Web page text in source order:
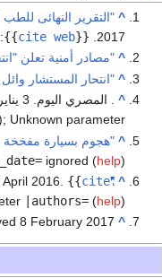
^ "التقرير النهائى
2017.
{{
cite web
}}
:
^ "مصادر أمنية تعلن
^ "انتحار المستشار
^ . المصري اليوم. 3 يناير 2017
; Unknown parameter
^ "هجوم بسيارة مفخخة في العريش
ignored (help)
^
"Egypt Cabinet OKs state of emergency after Palm Sunday church bombings"
April 2016 {{cite
|authors= (help)
^
8 February 2017